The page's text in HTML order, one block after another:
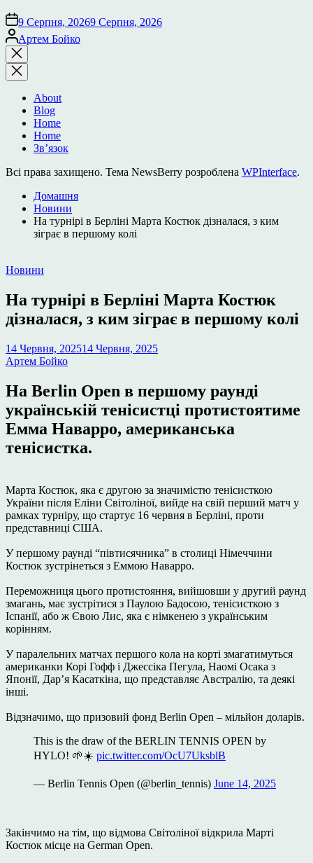
9 Серпня, 20269 Серпня, 2026
Опубліковано
Артем Бойко
Закрити
пошук
About
Blog
Home
Home
Зв’язок
Всі права захищено. Тема NewsBerry розроблена WPInterface.
Домашня
Новини
На турнірі в Берліні Марта Костюк дізналася, з ким
зіграє в першому колі
Опублікувати
Новини
На турнірі в Берліні Марта Костюк
дізналася, з ким зіграє в першому колі
14 Червня, 202514 Червня, 2025
Артем Бойко
На Berlin Open в першому раунді
українській тенісистці протистоятиме
Емма Наварро, американська
тенісистка.
Марта Костюк, яка є другою за значимістю тенісисткою
України після Еліни Світоліної, вийде на свій перший матч у
рамках турніру, що стартує 16 червня в Берліні, проти
представниці США.
У першому раунді “півтисячника” в столиці Німеччини
Костюк зустрінеться з Еммою Наварро.
Переможниця цього протистояння, вийшовши у другий раунд
змагань, має зустрітися з Паулою Бадосою, тенісисткою з
Іспанії, або ж Євою Лис, яка є німкенею з українським
корінням.
У паралельних матчах першого кола на корті змагатимуться
американки Корі Гофф і Джессіка Пегула, Наомі Осака з
Японії, Дар’я Касаткіна, що представляє Австралію, та деякі
інші.
Відзначимо, що призовий фонд Berlin Open – мільйон доларів.
This is the draw of the BERLIN TENNIS OPEN by
HYLO! 🌱☀️ pic.twitter.com/OcU7UksblB
— Berlin Tennis Open (@berlin_tennis) June 14, 2025
Закінчимо на тім, що відмова Світоліної відкрила Марті
Костюк місце на German Open.